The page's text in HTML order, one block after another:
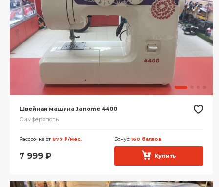
Швейная машина Janome 4400
Симферополь
Рассрочка от 877 ₽/мес. Бонус:160 баллов
7 999 ₽ Купить